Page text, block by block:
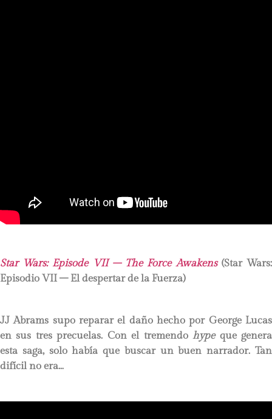
Star Wars: Episode VII – The Force Awakens(Star Wars:
Episodio VII – El despertar de la Fuerza)
JJ Abrams supo reparar el daño hecho por George Lucas
en sus tres precuelas. Con el tremendohypeque genera
esta saga, solo había que buscar un buen narrador. Tan
difícil no era…